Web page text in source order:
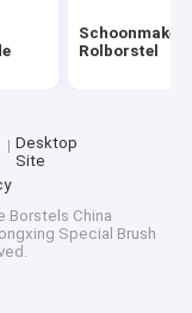
Rolborstel
Desktop
Site
Borstels China
Special Brush